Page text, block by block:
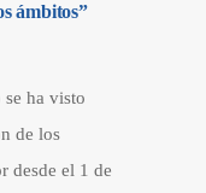
ámbitos”
ha visto
de los
desde el 1 de